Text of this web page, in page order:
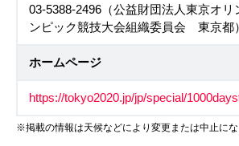
03-5388-2496（公益財団法人東京オリ
ンピック競技大会組織委員会 東京都）
ホームページ
https://tokyo2020.jp/jp/special/
※掲載の情報は天候などにより変更または中止にな